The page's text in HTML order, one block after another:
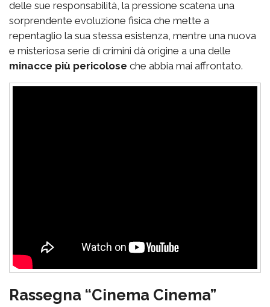
delle sue responsabilità, la pressione scatena una
sorprendente evoluzione fisica che mette a
repentaglio la sua stessa esistenza, mentre una nuova
e misteriosa serie di crimini dà origine a una delle
minacce più pericolose che abbia mai affrontato.
Rassegna “Cinema Cinema”